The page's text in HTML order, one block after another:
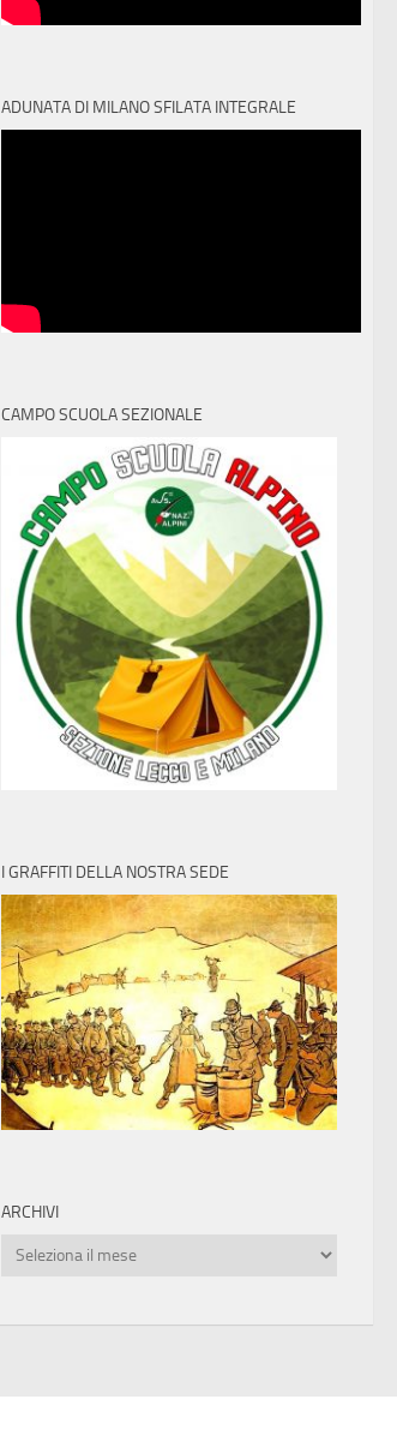
ADUNATA DI MILANO SFILATA INTEGRALE
CAMPO SCUOLA SEZIONALE
I GRAFFITI DELLA NOSTRA SEDE
ARCHIVI
Archivi